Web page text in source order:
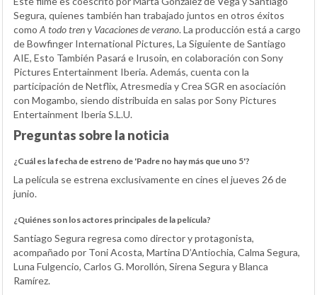
Segura, quienes también han trabajado juntos en otros éxitos
como A todo treny Vacaciones de verano. La producción está a cargo
de Bowfinger International Pictures, La Siguiente de Santiago
AIE, Esto También Pasará e Irusoin, en colaboración con Sony
Pictures Entertainment Iberia. Además, cuenta con la
participación de Netflix, Atresmedia y Crea SGR en asociación
con Mogambo, siendo distribuida en salas por Sony Pictures
Entertainment Iberia S.L.U.
Preguntas sobre la noticia
¿Cuál es la fecha de estreno de 'Padre no hay más que uno 5'?
La película se estrena exclusivamente en cines el jueves 26 de
junio.
¿Quiénes son los actores principales de la película?
Santiago Segura regresa como director y protagonista,
acompañado por Toni Acosta, Martina D’Antiochia, Calma Segura,
Luna Fulgencio, Carlos G. Morollón, Sirena Segura y Blanca
Ramírez.